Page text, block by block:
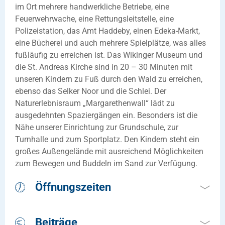
im Ort mehrere handwerkliche Betriebe, eine
Feuerwehrwache, eine Rettungsleitstelle, eine
Polizeistation, das Amt Haddeby, einen Edeka-Markt,
eine Bücherei und auch mehrere Spielplätze, was alles
fußläufig zu erreichen ist. Das Wikinger Museum und
die St. Andreas Kirche sind in 20 – 30 Minuten mit
unseren Kindern zu Fuß durch den Wald zu erreichen,
ebenso das Selker Noor und die Schlei. Der
Naturerlebnisraum „Margarethenwall“ lädt zu
ausgedehnten Spaziergängen ein. Besonders ist die
Nähe unserer Einrichtung zur Grundschule, zur
Turnhalle und zum Sportplatz. Den Kindern steht ein
großes Außengelände mit ausreichend Möglichkeiten
zum Bewegen und Buddeln im Sand zur Verfügung.
Öffnungszeiten
reguläre Öffnungzeiten:Montag - Freitag von 7.30 -
Beiträge